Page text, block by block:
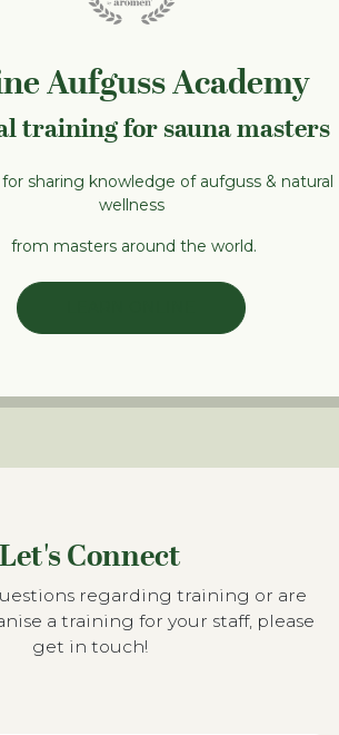
Aufguss Academy
training for sauna masters
sharing knowledge of aufguss & natural
wellness
from masters around the world.
Let's Connect
regarding training or are
a training for your staff, please
get in touch!